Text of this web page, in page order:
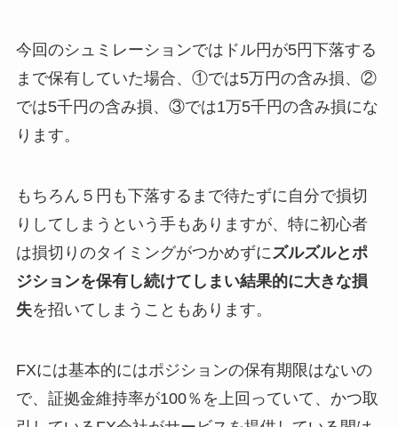
今回のシュミレーションではドル円が5円下落する
まで保有していた場合、①では5万円の含み損、②
では5千円の含み損、③では1万5千円の含み損にな
ります。
もちろん５円も下落するまで待たずに自分で損切
りしてしまうという手もありますが、特に初心者
は損切りのタイミングがつかめずに ズルズルとポ
ジションを保有し続けてしまい結果的に大きな損
失を招いてしまうこともあります。
FXには基本的にはポジションの保有期限はないの
で、証拠金維持率が100％を上回っていて、かつ取